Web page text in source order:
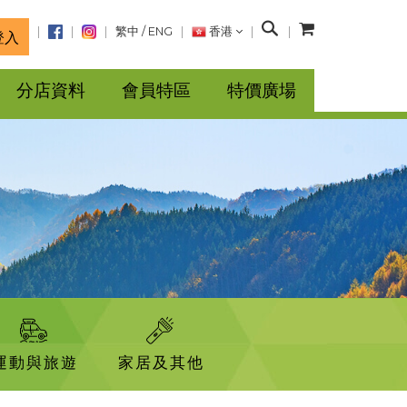
入 繁中 / ENG 香港
搜
分店資料 會員特區 特價廣場
動與旅遊 家居及其他